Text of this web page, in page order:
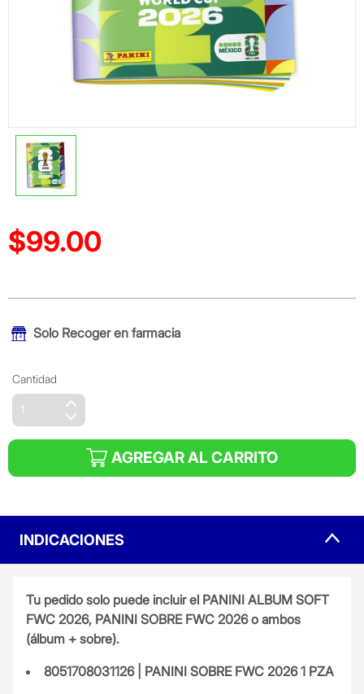
Precio reducido de
$99.00
SoloRecoger en farmacia
Cantidad
AGREGAR AL CARRITO
INDICACIONES
Tu pedido solo puede incluir el PANINI ALBUM SOFT
FWC 2026, PANINI SOBRE FWC 2026 o ambos
(álbum + sobre).
8051708031126 | PANINI SOBRE FWC 2026 1 PZA